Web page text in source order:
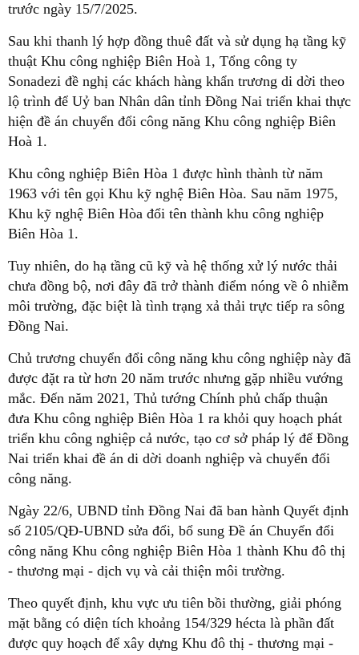
trước ngày 15/7/2025.
Sau khi thanh lý hợp đồng thuê đất và sử dụng hạ tầng kỹ
thuật Khu công nghiệp Biên Hoà 1, Tổng công ty
Sonadezi đề nghị các khách hàng khẩn trương di dời theo
lộ trình để Uỷ ban Nhân dân tỉnh Đồng Nai triển khai thực
hiện đề án chuyển đổi công năng Khu công nghiệp Biên
Hoà 1.
Khu công nghiệp Biên Hòa 1 được hình thành từ năm
1963 với tên gọi Khu kỹ nghệ Biên Hòa. Sau năm 1975,
Khu kỹ nghệ Biên Hòa đổi tên thành khu công nghiệp
Biên Hòa 1.
Tuy nhiên, do hạ tầng cũ kỹ và hệ thống xử lý nước thải
chưa đồng bộ, nơi đây đã trở thành điểm nóng về ô nhiễm
môi trường, đặc biệt là tình trạng xả thải trực tiếp ra sông
Đồng Nai.
Chủ trương chuyển đổi công năng khu công nghiệp này đã
được đặt ra từ hơn 20 năm trước nhưng gặp nhiều vướng
mắc. Đến năm 2021, Thủ tướng Chính phủ chấp thuận
đưa Khu công nghiệp Biên Hòa 1 ra khỏi quy hoạch phát
triển khu công nghiệp cả nước, tạo cơ sở pháp lý để Đồng
Nai triển khai đề án di dời doanh nghiệp và chuyển đổi
công năng.
Ngày 22/6, UBND tỉnh Đồng Nai đã ban hành Quyết định
số 2105/QĐ-UBND sửa đổi, bổ sung Đề án Chuyển đổi
công năng Khu công nghiệp Biên Hòa 1 thành Khu đô thị
- thương mại - dịch vụ và cải thiện môi trường.
Theo quyết định, khu vực ưu tiên bồi thường, giải phóng
mặt bằng có diện tích khoảng 154/329 hécta là phần đất
được quy hoạch để xây dựng Khu đô thị - thương mại -